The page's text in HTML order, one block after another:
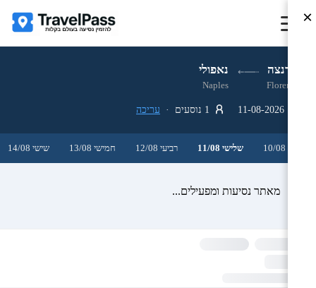
פירנצה נאפולי
Florence
Naples
עריכה
שלישי 11/08 רביעי 12/08 חמישי 13/08 שישי 14/08
מאתר נסיעות ומפעילים...
×